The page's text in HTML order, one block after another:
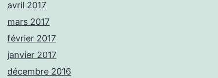
avril 2017
mars 2017
février 2017
janvier 2017
décembre 2016